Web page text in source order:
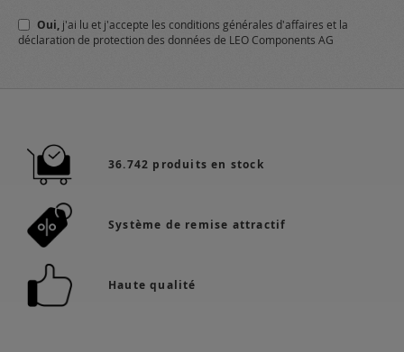
:
Oui, j'ai lu et j'accepte les conditions générales d'affaires et la
déclaration de protection des données de LEO Components AG
36.742 produits en stock
Système de remise attractif
Haute qualité